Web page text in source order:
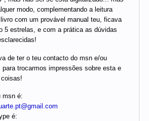
modo, complementando a leitura
com um provável manual teu, ficava
5 estrelas, e com a prática as dúvidas
de ter o teu contacto do msn e/ou
para trocarmos impressões sobre esta e
msn é:
é: